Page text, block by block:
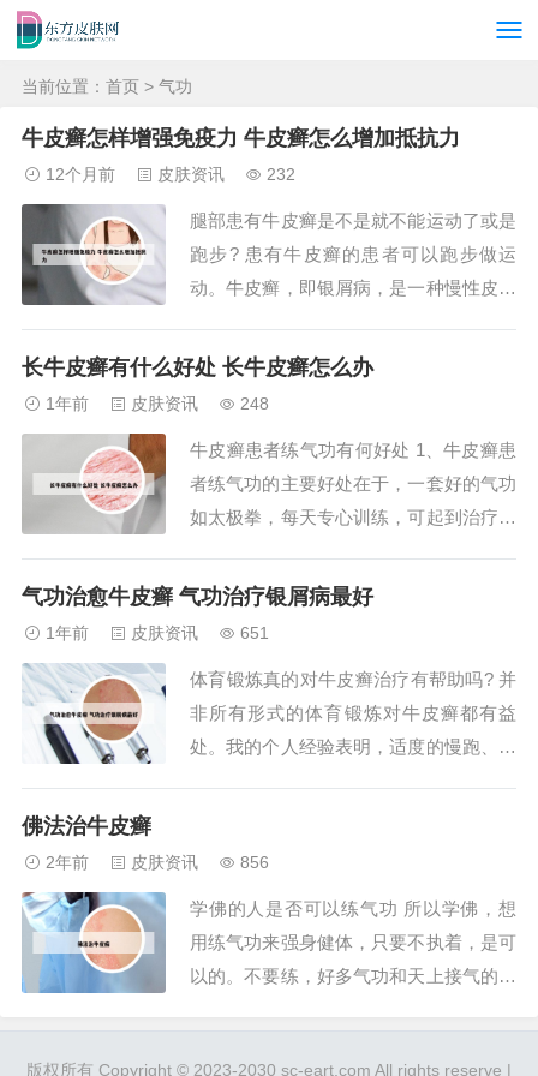
当前位置： 首页 > 气功
牛皮癣怎样增强免疫力 牛皮癣怎么增加抵抗力
12个月前 皮肤资讯 232
腿部患有牛皮癣是不是就不能运动了或是
跑步? 患有牛皮癣的患者可以跑步做运
动。牛皮癣，即银屑病，是一种慢性皮肤
力。以下是关于牛皮癣患者是否可以跑步
的体质，提高免疫力，有助于整体健康。
综上所述，跑步运...
长牛皮癣有什么好处 长牛皮癣怎么办
1年前 皮肤资讯 248
牛皮癣患者练气功有何好处 1、牛皮癣患
者练气功的主要好处在于，一套好的气功
如太极拳，每天专心训练，可起到治疗和
于高度专注状态，无杂念、无烦恼，全身
能增强免疫力，加速疾病恢复。2、练气
功一方面可...
气功治愈牛皮癣 气功治疗银屑病最好
1年前 皮肤资讯 651
体育锻炼真的对牛皮癣治疗有帮助吗? 并
非所有形式的体育锻炼对牛皮癣都有益
处。我的个人经验表明，适度的慢跑、太
尽管适度的运动有助于缓解症状，但治疗
这种疾病仍然...
佛法治牛皮癣
2年前 皮肤资讯 856
学佛的人是否可以练气功 所以学佛，想
用练气功来强身健体，只要不执着，是可
以的。不要练，好多气功和天上接气的。
版权所有 Copyright © 2023-2030 sc-eart.com All rights reserve |